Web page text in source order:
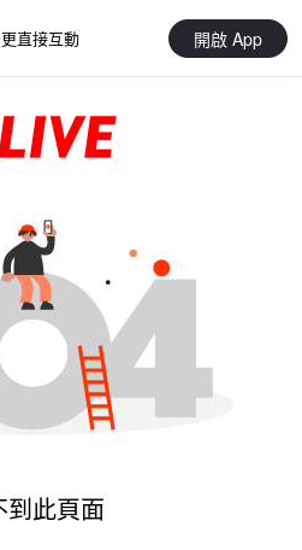
直接互動 開啟 App
到此頁面